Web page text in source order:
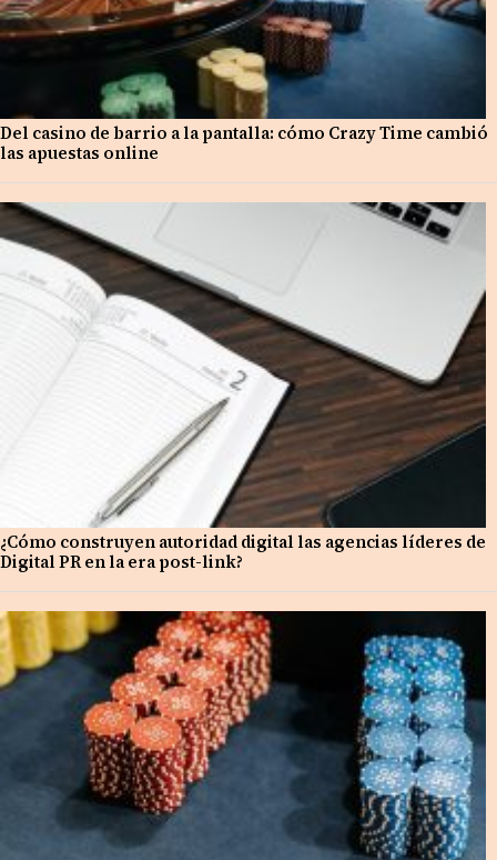
Del casino de barrio a la pantalla: cómo Crazy Time cambió
las apuestas online
¿Cómo construyen autoridad digital las agencias líderes de
Digital PR en la era post-link?